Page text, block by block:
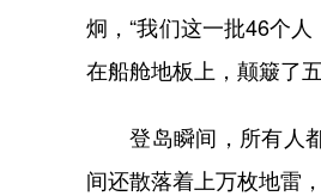
炯，“我们这一批46个
在船舱地板上，颠簸了
登岛瞬间，所有人都
间还散落着上万枚地雷